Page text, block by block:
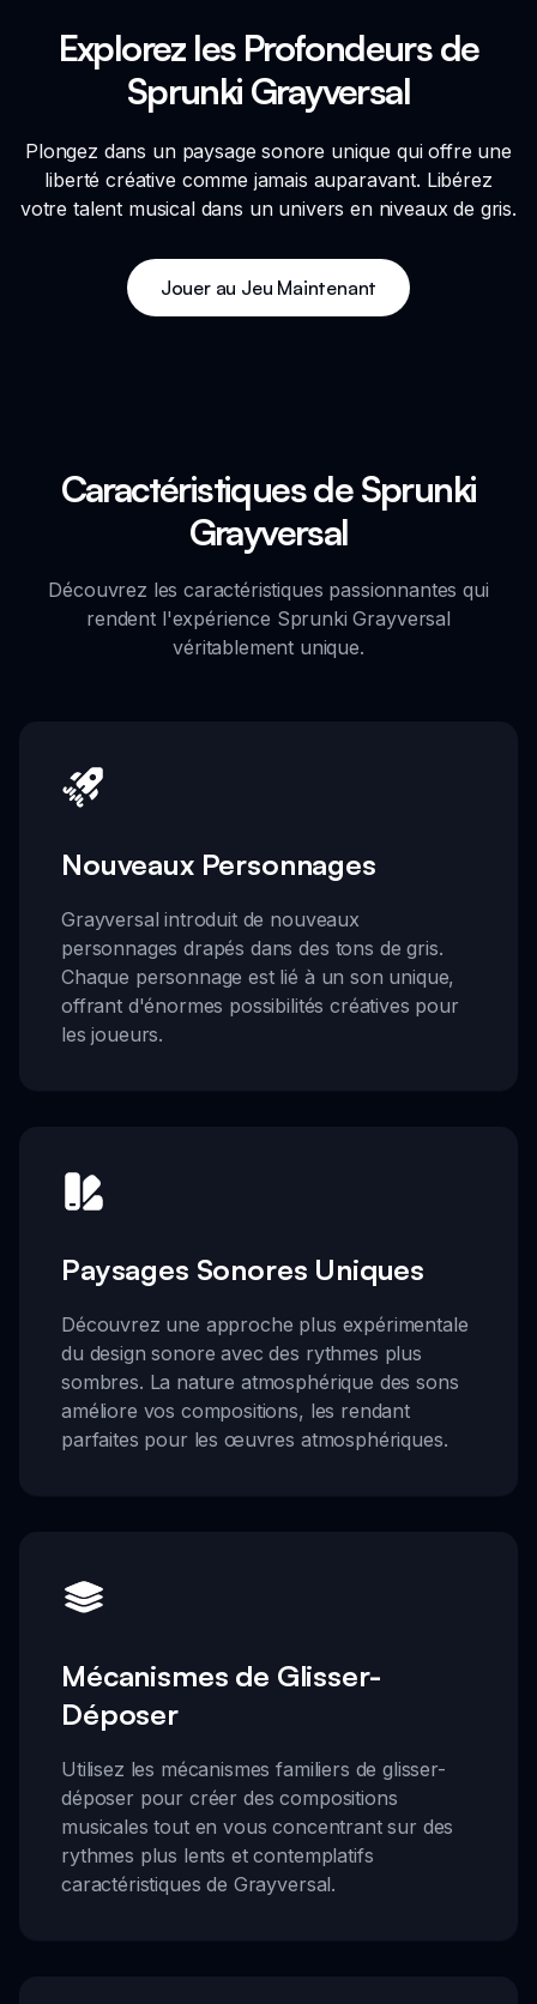
Explorez les Profondeurs de
Sprunki Grayversal
Plongez dans un paysage sonore unique qui offre une
liberté créative comme jamais auparavant. Libérez
votre talent musical dans un univers en niveaux de gris.
Jouer au Jeu Maintenant
Caractéristiques de Sprunki
Grayversal
Découvrez les caractéristiques passionnantes qui
rendent l'expérience Sprunki Grayversal
véritablement unique.
Nouveaux Personnages
Grayversal introduit de nouveaux
personnages drapés dans des tons de gris.
Chaque personnage est lié à un son unique,
offrant d'énormes possibilités créatives pour
les joueurs.
Paysages Sonores Uniques
Découvrez une approche plus expérimentale
du design sonore avec des rythmes plus
sombres. La nature atmosphérique des sons
améliore vos compositions, les rendant
parfaites pour les œuvres atmosphériques.
Mécanismes de Glisser-
Déposer
Utilisez les mécanismes familiers de glisser-
déposer pour créer des compositions
musicales tout en vous concentrant sur des
rythmes plus lents et contemplatifs
caractéristiques de Grayversal.